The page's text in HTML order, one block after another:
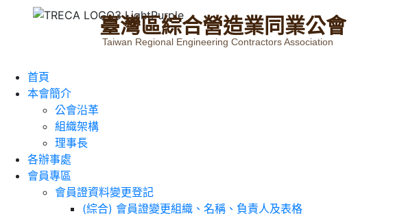
臺灣區綜合營造業同業公會
Taiwan Regional Engineering Contractors Association
首頁
本會簡介
公會沿革
組織架構
理事長
各辦事處
會員專區
會員證資料變更登記
(綜合) 會員證變更組織、名稱、負責人及表格